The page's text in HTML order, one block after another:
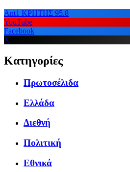
Ant1 ΚΡΗΤΗΣ 95.8
YouTube
Facebook
X
Κατηγορίες
Πρωτοσέλιδα
Ελλάδα
Διεθνή
Πολιτική
Εθνικά